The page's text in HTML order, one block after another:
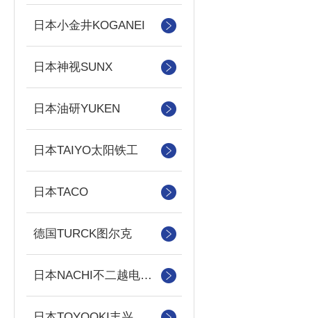
日本小金井KOGANEI
日本神视SUNX
日本油研YUKEN
日本TAIYO太阳铁工
日本TACO
德国TURCK图尔克
日本NACHI不二越电磁阀/泵